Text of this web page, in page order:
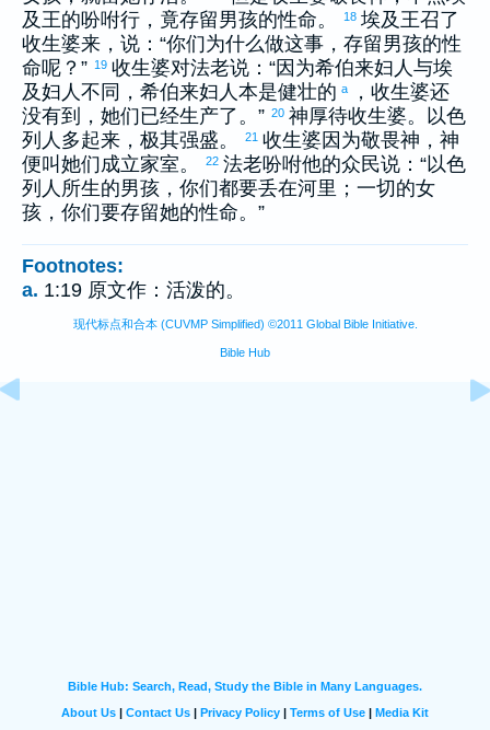
及 王的吩咐行，竟存留男孩的性命。 18 埃及 王召了
收生婆来，说：“你们为什么做这事，存留男孩的性
命呢？” 19 收生婆对法老说：“因为希伯来妇人与埃
及妇人不同， 希伯来妇人本是健壮的 a
，收生婆还
没有到，她们已经生产了。” 20 神厚待收生婆。
以色
列 人多起来，极其强盛。 21 收生婆因为敬畏神，神
便叫她们成立家室。
22 法老吩咐他的众民说：“以色
列 人所生的男孩，你们都要丢在河里；一切的女
孩，你们要存留她的性命。”
Footnotes:
a. 1:19 原文作：活泼的。
现代标点和合本 (CUVMP Simplified) ©2011 Global Bible Initiative.
Bible Hub